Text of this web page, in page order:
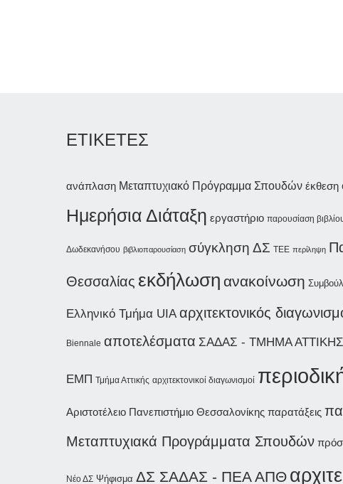
ΕΤΙΚΕΤΕΣ
ανάπλαση Μεταπτυχιακό Πρόγραμμα Σπουδών έκθεση
Ημερήσια Διάταξη εργαστήριο παρουσίαση
Δωδεκανήσου βιβλιοπαρουσίαση σύγκληση ΔΣ ΤΕΕ περίληψη
Θεσσαλίας εκδήλωση ανακοίνωση
Ελληνικό Τμήμα UIA αρχιτεκτονικός
Biennale αποτελέσματα ΣΑΔΑΣ - ΤΜΗΜΑ ΑΤΤΙΚΗΣ
ΕΜΠ Τμήμα Αττικής αρχιτεκτονικοί διαγωνισμοί
Αριστοτέλειο Πανεπιστήμιο Θεσσαλονίκης παρατάξεις
Μεταπτυχιακά Προγράμματα Σπουδών
Νέο ΔΣ Ψήφισμα ΔΣ ΣΑΔΑΣ - ΠΕΑΑΠΘ